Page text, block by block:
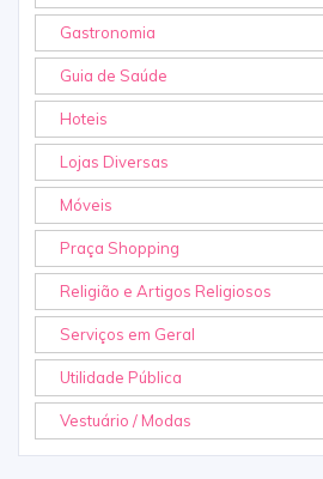
Gastronomia
Guia de Saúde
Hoteis
Lojas Diversas
Móveis
Praça Shopping
Religião e Artigos Religiosos
Serviços em Geral
Utilidade Pública
Vestuário / Modas